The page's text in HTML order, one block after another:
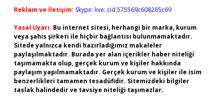
Reklam ve İletişim: Skype: live:.cid.575569c608265c69
Yasal Uyarı: Bu internet sitesi, herhangi bir marka, kurum
veya şahıs şirketi ile hiçbir bağlantısı bulunmamaktadır.
Sitede yalnızca kendi hazırladığımız makaleler
paylaşılmaktadır. Burada yer alan içerikler haber niteliği
taşımamakta olup, gerçek kurum ve kişiler hakkında
paylaşım yapılmamaktadır. Gerçek kurum ve kişiler ile isim
benzerlikleri tamamen tesadüfidir. Sitemizdeki bilgiler
taslak halindedir ve tavsiye niteliği taşımazlar.